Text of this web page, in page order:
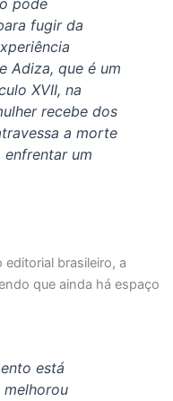
pode
fugir da
Adiza, que é um
XVII, na
recebe dos
a morte
um
brasileiro, a
que ainda há espaço
está